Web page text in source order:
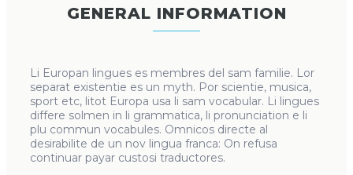
GENERAL INFORMATION
Li Europan lingues es membres del sam familie. Lor
separat existentie es un myth. Por scientie, musica,
sport etc, litot Europa usa li sam vocabular. Li lingues
differe solmen in li grammatica, li pronunciation e li
plu commun vocabules. Omnicos directe al
desirabilite de un nov lingua franca: On refusa
continuar payar custosi traductores.